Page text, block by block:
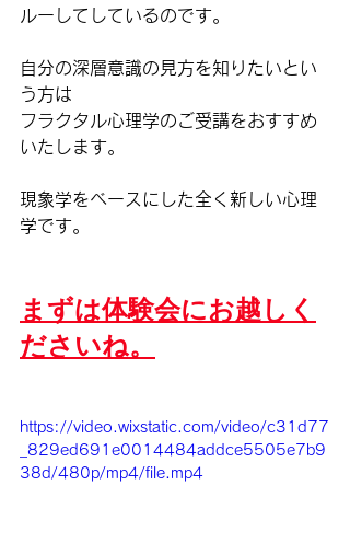
ルーしてしているのです。
自分の深層意識の見方を知りたいとい
う方は
フラクタル心理学のご受講をおすすめ
いたします。
現象学をベースにした全く新しい心理
学です。
まずは体験会にお越しく
ださいね。
https://video.wixstatic.com/video/c31d77
_829ed691e0014484addce5505e7b9
38d/480p/mp4/file.mp4